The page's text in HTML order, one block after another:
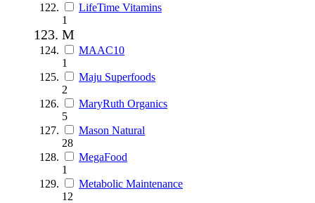
LifeTime Vitamins
1
M
MAAC10
1
Maju Superfoods
2
MaryRuth Organics
5
Mason Natural
28
MegaFood
1
Metabolic Maintenance
12